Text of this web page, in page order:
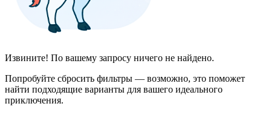
Извините! По вашему запросу ничего не найдено.
Попробуйте сбросить фильтры — возможно, это поможет
найти подходящие варианты для вашего идеального
приключения.